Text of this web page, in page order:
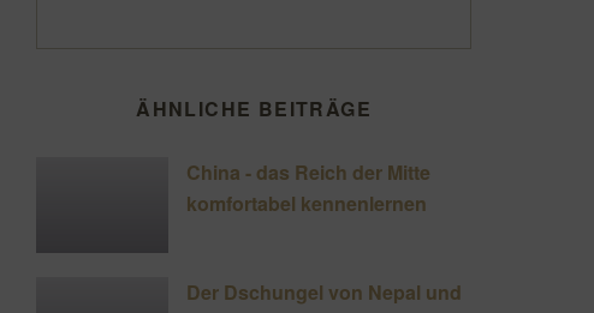
ÄHNLICHE BEITRÄGE
China - das Reich der Mitte
komfortabel kennenlernen
Der Dschungel von Nepal und